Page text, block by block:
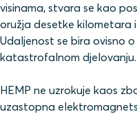
visinama, stvara se kao
oružja desetke kilometara
Udaljenost se bira ovisno
katastrofalnom
HEMP ne uzrokuje kaos
uzastopna